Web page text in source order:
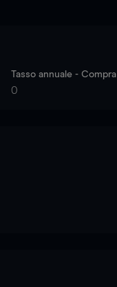
Tasso annuale - Compra
0